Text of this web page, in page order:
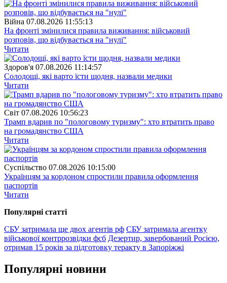
Війна 07.08.2026 11:55:13
На фронті змінилися правила виживання: військовий
розповів, що відбувається на "нулі"
Читати
Здоров'я 07.08.2026 11:14:57
Солодощі, які варто їсти щодня, назвали медики
Читати
Свiт 07.08.2026 10:56:23
Трамп вдарив по "пологовому туризму": хто втратить право
на громадянство США
Читати
Суспiльство 07.08.2026 10:15:00
Українцям за кордоном спростили правила оформлення
паспортів
Читати
Популярнi статтi
СБУ затримала ще двох агентів рф СБУ затримала агентку
військової контррозвідки фсб Дезертир, завербований Росією,
отримав 15 років за підготовку теракту в Запоріжжі
Популярнi новини